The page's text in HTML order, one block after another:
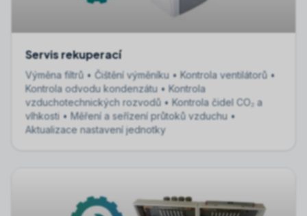
Servis rekuperací
Výměna filtrů • Čištění výměníku • Kontrola ventilátorů •
Kontrola odvodu kondenzátu • Kontrola
vzduchotechnických rozvodů • Kontrola čidel CO₂ a
vlhkosti • Měření a seřízení průtoků vzduchu •
Aktualizace nastavení jednotky